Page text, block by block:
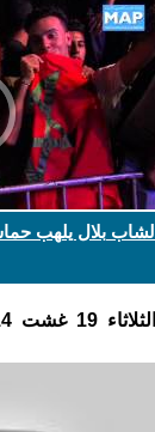
الشاب بلال يلهب
الثلاثاء 19 غشت 2014 على الساعة 00:14:38